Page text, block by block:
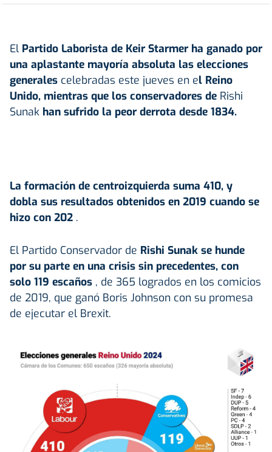
El Partido Laborista de Keir Starmer ha ganado por
una aplastante mayoría absoluta las elecciones
generales celebradas este jueves en el Reino
Unido, mientras que los conservadores de Rishi
Sunak han sufrido la peor derrota desde 1834.
La formación de centroizquierda suma 410, y
dobla sus resultados obtenidos en 2019 cuando se
hizo con 202 .
El Partido Conservador de Rishi Sunak se hunde
por su parte en una crisis sin precedentes, con
solo 119 escaños , de 365 logrados en los comicios
de 2019, que ganó Boris Johnson con su promesa
de ejecutar el Brexit.